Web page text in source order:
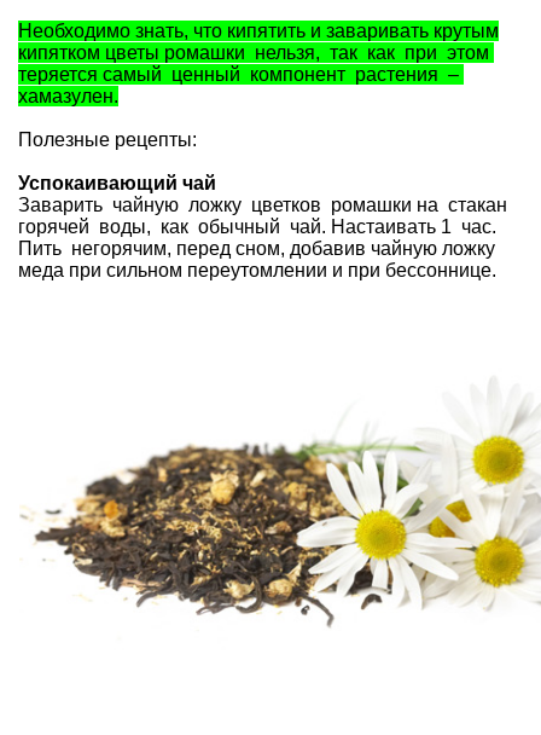
Необходимо знать, что кипятить и заваривать крутым
кипятком цветы ромашки нельзя, так как при этом
теряется самый ценный компонент растения –
хамазулен.
Полезные рецепты:
Успокаивающий чай
Заварить чайную ложку цветков ромашки на стакан
горячей воды, как обычный чай. Настаивать 1 час.
Пить негорячим, перед сном, добавив чайную ложку
меда при сильном переутомлении и при бессоннице.